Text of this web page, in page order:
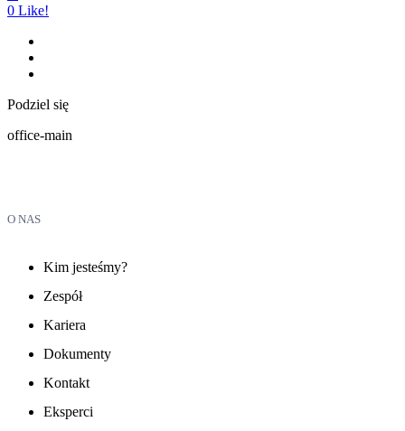
0 Like!
Podziel się
office-main
O NAS
Kim jesteśmy?
Zespół
Kariera
Dokumenty
Kontakt
Eksperci